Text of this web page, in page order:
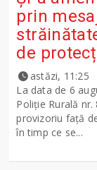
prin
de
astăzi, 11:25
La data de 6
Poliție Rurală
provizoriu față
în timp ce se...